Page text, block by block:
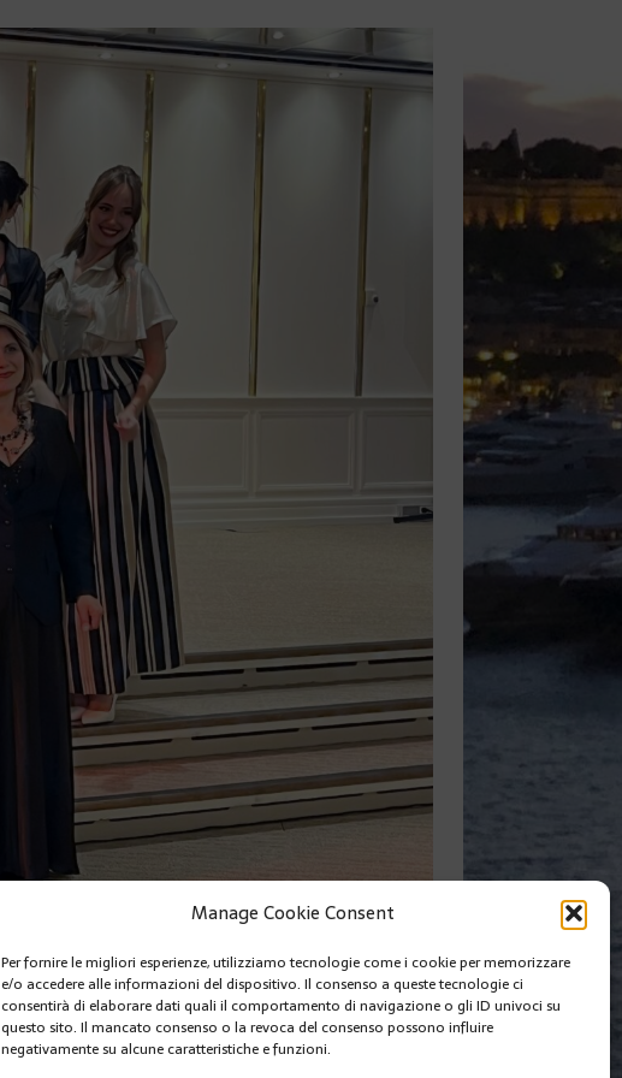
Manage Cookie Consent
Per fornire le migliori esperienze, utilizziamo tecnologie come i cookie per memorizzare
e/o accedere alle informazioni del dispositivo. Il consenso a queste tecnologie ci
consentirà di elaborare dati quali il comportamento di navigazione o gli ID univoci su
questo sito. Il mancato consenso o la revoca del consenso possono influire
negativamente su alcune caratteristiche e funzioni.
SUIVANT